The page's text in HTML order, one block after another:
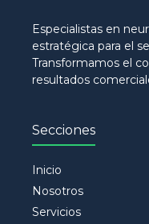
Especialistas en
estratégica para el
Transformamos el
resultados
Secciones
Inicio
Nosotros
Servicios